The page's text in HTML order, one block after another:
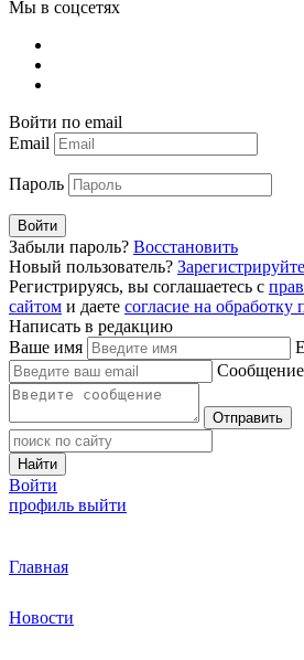
Мы в соцсетях
Войти по email
Email
Пароль
Войти
Забыли пароль? Восстановить
Новый пользователь?
Регистрируясь, вы соглашаетесь с
сайтом и даете согласие на
Написать в редакцию
Ваше имя
Сообщение
Отправить
Найти
Войти
профиль выйти
Главная
Новости